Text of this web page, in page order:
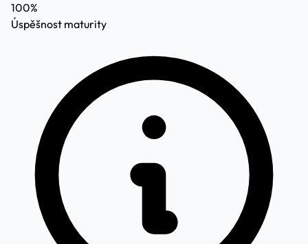
100%
Úspěšnost maturity